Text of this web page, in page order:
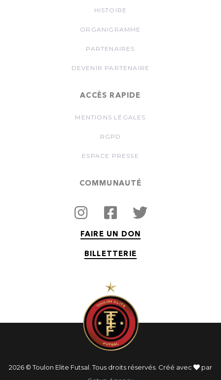
HISTOIRE
ORGANIGRAMME
PARTENAIRES
DEVENIR PARTENAIRE
ACCÈS RAPIDE
MENTIONS LÉGALES
RGPD
ESPACE PRESSE
COMMUNAUTÉ
FAIRE UN DON
BILLETTERIE
2026 © Toulon Elite Futsal. Tous droits réservés. Créé avec
par